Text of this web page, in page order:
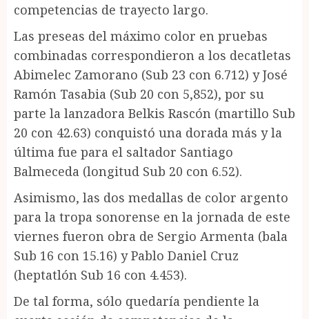
competencias de trayecto largo.
Las preseas del máximo color en pruebas
combinadas correspondieron a los decatletas
Abimelec Zamorano (Sub 23 con 6.712) y José
Ramón Tasabia (Sub 20 con 5,852), por su
parte la lanzadora Belkis Rascón (martillo Sub
20 con 42.63) conquistó una dorada más y la
última fue para el saltador Santiago
Balmeceda (longitud Sub 20 con 6.52).
Asimismo, las dos medallas de color argento
para la tropa sonorense en la jornada de este
viernes fueron obra de Sergio Armenta (bala
Sub 16 con 15.16) y Pablo Daniel Cruz
(heptatlón Sub 16 con 4.453).
De tal forma, sólo quedaría pendiente la